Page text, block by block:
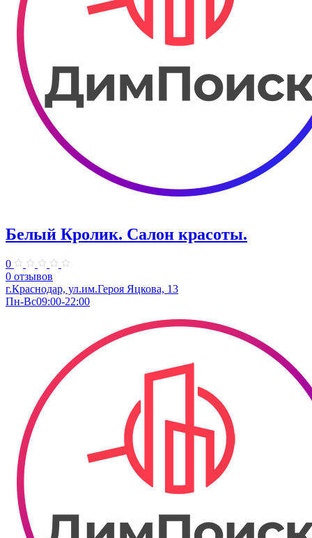
Белый Кролик. Салон красоты.
0
0 отзывов
г.Краснодар, ул.им.Героя Яцкова, 13
Пн-Вс09:00-22:00